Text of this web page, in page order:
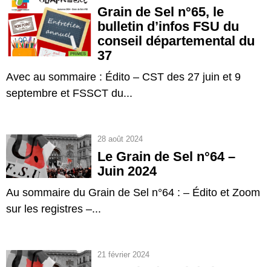
Grain de Sel n°65, le
bulletin d’infos FSU du
conseil départemental du
37
Avec au sommaire : Édito – CST des 27 juin et 9
septembre et FSSCT du...
28 août 2024
Le Grain de Sel n°64 –
Juin 2024
Au sommaire du Grain de Sel n°64 : – Édito et Zoom
sur les registres –...
21 février 2024